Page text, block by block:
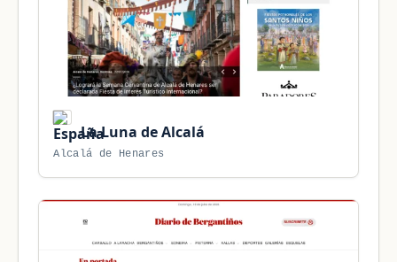
La Luna de Alcalá
Alcalá de Henares